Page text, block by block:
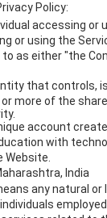
Policy:
accessing or
or using the
as either "the
that controls,
or more of the
account
with
India
any natural or